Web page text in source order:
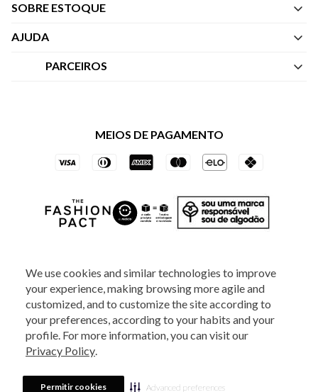
We use cookies and similar technologies to improve
your experience, making browsing more agile and
customized, and to customize the site according to
your preferences, according to your habits and your
profile. For more information, you can visit our
Privacy Policy.
Permitir cookies Advanced preferences
SOBRE ESTOQUE
Quem Somos
AJUDA
Central de Atendimento
Trocas e Devoluções
PARCEIROS
Vai de Visa
Azul Fidelidade
MEIOS DE PAGAMENTO
2025 - Veste S.A Estilo. Todos os direitos reservados - A loja Estoque reserva-
se no direito de corrigir ou alterar informações como: preços, promoções e
880 5520.Horário de Atendimento:
Sábados das 8h às 14h, exceto feriados. Veste S.A Estilo. Rua Othão, 405, Vila